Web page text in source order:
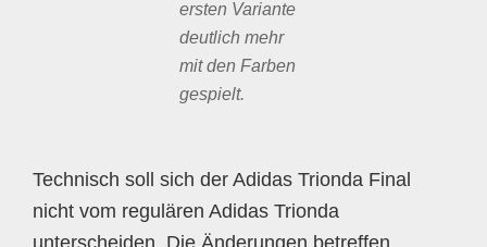
ersten Variante
deutlich mehr
mit den Farben
gespielt.
Technisch soll sich der Adidas Trionda Final
nicht vom regulären Adidas Trionda